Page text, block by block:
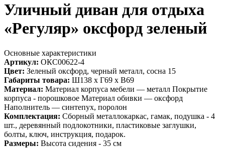
Уличный диван для отдыха
«Регуляр» оксфорд зеленый
Основные характеристики
Артикул: ОКС00622-4
Цвет: Зеленый оксфорд, черный металл, сосна 15
Габариты товара: Ш138 х Г69 х В69
Материал: Материал корпуса мебели — металл Покрытие
корпуса - порошковое Материал обивки — оксфорд
Наполнитель — синтепух, поролон
Комплектация: Сборный металлокаркас, гамак, подушка - 4
шт., деревянный подлокотники, пластиковые заглушки,
болты, ключ, инструкция, подарок.
Размеры: Высота сидения - 35 см